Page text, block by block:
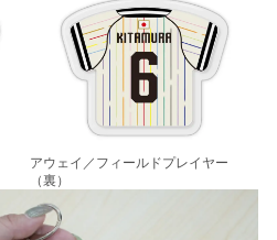
アウェイ／フィールドプレイヤー
（裏）